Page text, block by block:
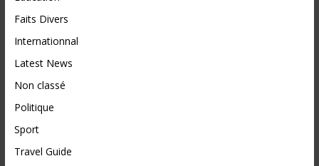
Faits Divers
Internationnal
Latest News
Non classé
Politique
Sport
Travel Guide